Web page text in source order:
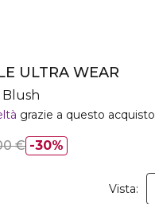
ULTRA WEAR
Blush
grazie a questo acquisto
30%
€
Vista: